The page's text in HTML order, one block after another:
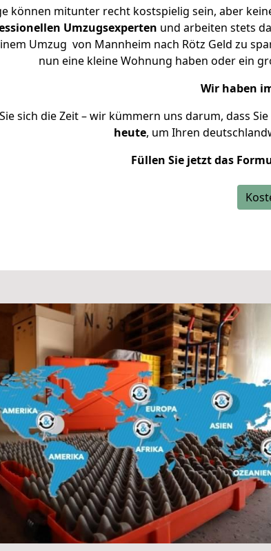
können mitunter recht kostspielig sein, aber
Umzugsexperten und arbeiten stets
Umzug von Mannheim nach Rötz Geld zu
nun eine kleine Wohnung haben oder ein
Wir haben
sich die Zeit – wir kümmern uns darum, dass
heute, um Ihren
Füllen Sie jetzt das